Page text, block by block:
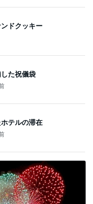
ドクッキー
た祝儀袋
テルの滞在